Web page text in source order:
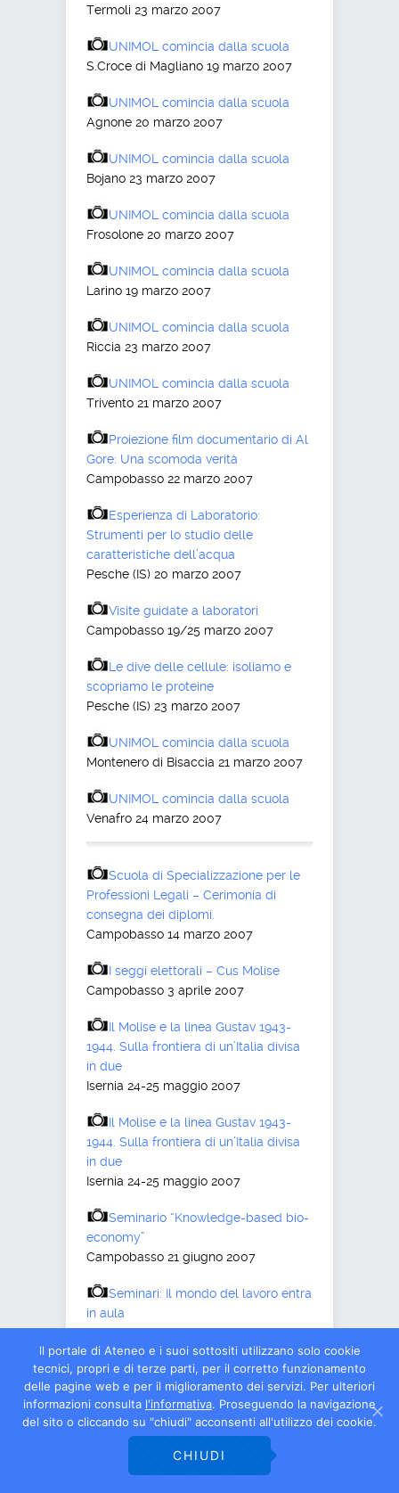
Termoli 23 marzo 2007
UNIMOL comincia dalla scuola
S.Croce di Magliano 19 marzo 2007
UNIMOL comincia dalla scuola
Agnone 20 marzo 2007
UNIMOL comincia dalla scuola
Bojano 23 marzo 2007
UNIMOL comincia dalla scuola
Frosolone 20 marzo 2007
UNIMOL comincia dalla scuola
Larino 19 marzo 2007
UNIMOL comincia dalla scuola
Riccia 23 marzo 2007
UNIMOL comincia dalla scuola
Trivento 21 marzo 2007
Proiezione film documentario di Al
Gore: Una scomoda verità
Campobasso 22 marzo 2007
Esperienza di Laboratorio:
Strumenti per lo studio delle
caratteristiche dell’acqua
Pesche (IS) 20 marzo 2007
Visite guidate a laboratori
Campobasso 19/25 marzo 2007
Le dive delle cellule: isoliamo e
scopriamo le proteine
Pesche (IS) 23 marzo 2007
UNIMOL comincia dalla scuola
Montenero di Bisaccia 21 marzo 2007
UNIMOL comincia dalla scuola
Venafro 24 marzo 2007
Scuola di Specializzazione per le
Professioni Legali – Cerimonia di
consegna dei diplomi.
Campobasso 14 marzo 2007
I seggi elettorali – Cus Molise
Campobasso 3 aprile 2007
Il Molise e la linea Gustav 1943-
1944. Sulla frontiera di un’Italia divisa
in due
Isernia 24-25 maggio 2007
Il Molise e la linea Gustav 1943-
1944. Sulla frontiera di un’Italia divisa
in due
Isernia 24-25 maggio 2007
Seminario “Knowledge-based bio-
economy”
Campobasso 21 giugno 2007
Seminari: Il mondo del lavoro entra
in aula
Campobasso 28-29 marzo 2007
Seminari della Scuola di dottorato
Campobasso 1 febbraio 2007
Seminario “I lati oscuri della
globalizzazione”,
Isernia 16 maggio 2007
ll portale di Ateneo e i suoi sottositi utilizzano solo cookie
tecnici, propri e di terze parti, per il corretto funzionamento
delle pagine web e per il miglioramento dei servizi. Per ulteriori
informazioni consulta l'informativa. Proseguendo la navigazione
del sito o cliccando su "chiudi" acconsenti all'utilizzo dei cookie.
CHIUDI